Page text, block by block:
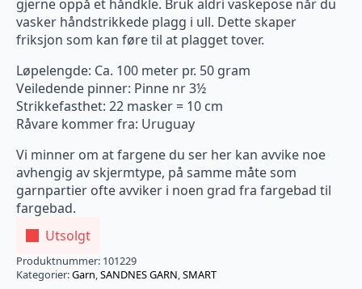
gjerne oppå et håndkle. Bruk aldri vaskepose når du
vasker håndstrikkede plagg i ull. Dette skaper
friksjon som kan føre til at plagget tover.
Løpelengde: Ca. 100 meter pr. 50 gram
Veiledende pinner: Pinne nr 3½
Strikkefasthet: 22 masker = 10 cm
Råvare kommer fra: Uruguay
Vi minner om at fargene du ser her kan avvike noe
avhengig av skjermtype, på samme måte som
garnpartier ofte avviker i noen grad fra fargebad til
fargebad.
Utsolgt
Produktnummer: 101229
Kategorier:Garn,SANDNES GARN,SMART